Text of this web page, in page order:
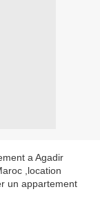
a Agadir
,location
un appartement